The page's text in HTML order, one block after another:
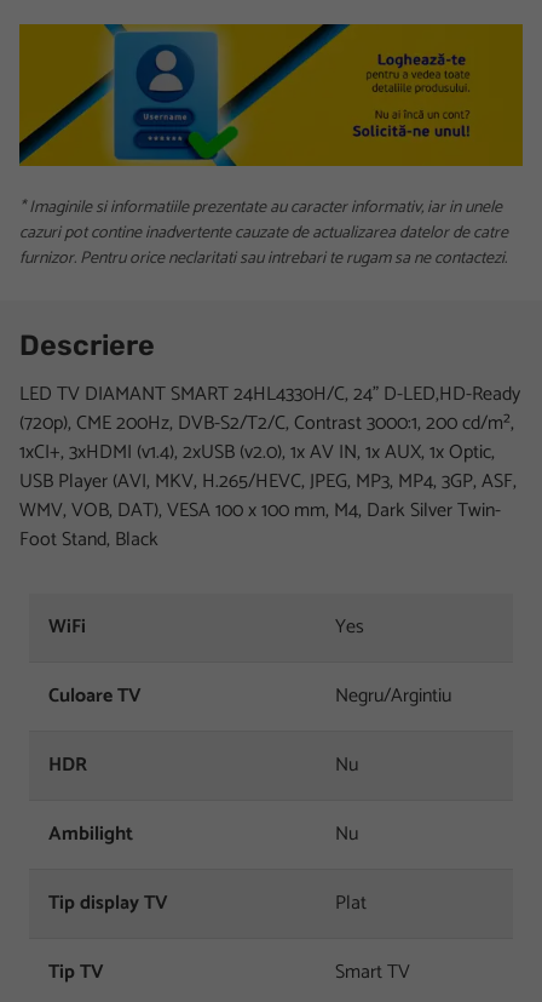
* Imaginile si informatiile prezentate au caracter informativ, iar in unele
cazuri pot contine inadvertente cauzate de actualizarea datelor de catre
furnizor. Pentru orice neclaritati sau intrebari te rugam sa ne contactezi.
Descriere
LED TV DIAMANT SMART 24HL4330H/C, 24" D-LED,HD-Ready
(720p), CME 200Hz, DVB-S2/T2/C, Contrast 3000:1, 200 cd/m²,
1xCI+, 3xHDMI (v1.4), 2xUSB (v2.0), 1x AV IN, 1x AUX, 1x Optic,
USB Player (AVI, MKV, H.265/HEVC, JPEG, MP3, MP4, 3GP, ASF,
WMV, VOB, DAT), VESA 100 x 100 mm, M4, Dark Silver Twin-
Foot Stand, Black
WiFi Yes
Culoare TV Negru/Argintiu
HDR Nu
Ambilight Nu
Tip display TV Plat
Tip TV Smart TV